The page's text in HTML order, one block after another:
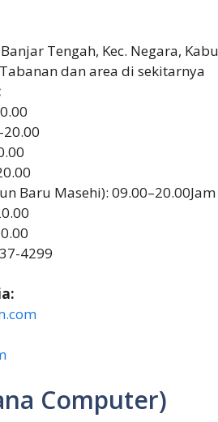
Banjar Tengah, Kec. Negara,
Tabanan dan area di sekitarnya
Baru Masehi):
4299
Computer)